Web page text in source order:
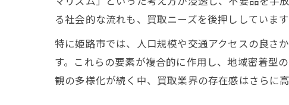
る社会的な流れも、買取ニーズを後押ししています
特に姫路市では、人口規模や交通アクセスの良さ
す。これらの要素が複合的に作用し、地域密着型
観の多様化が続く中、買取業界の存在感はさらに